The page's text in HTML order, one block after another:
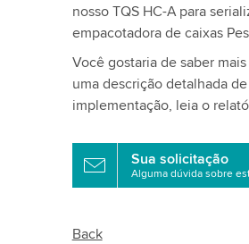
nosso TQS HC-A para
empacotadora de caixas
Você gostaria de saber
uma descrição detalhada
implementação, leia o
Sua solicitação
Alguma dúvida sobre
Back